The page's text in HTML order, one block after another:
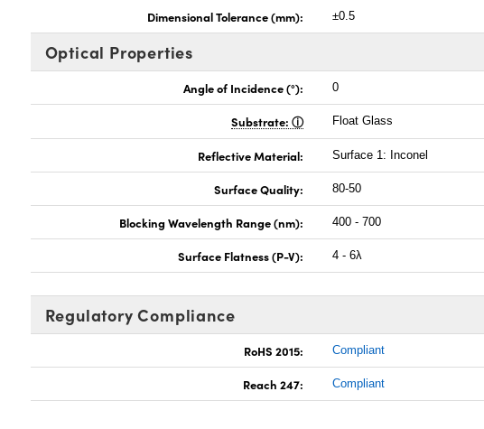
Dimensional Tolerance (mm): ±0.5
Optical Properties
Angle of Incidence (°): 0
Substrate: Float Glass
Reflective Material: Surface 1: Inconel
Surface Quality: 80-50
Blocking Wavelength Range (nm): 400 - 700
Surface Flatness (P-V): 4 - 6λ
Regulatory Compliance
RoHS 2015: Compliant
Reach 247: Compliant